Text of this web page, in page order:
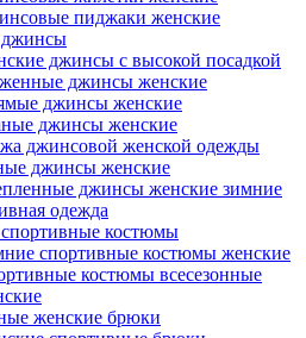
пиджаки женские
джинсы с высокой посадкой
джинсы женские
джинсы женские
джинсы женские
джинсовой женской одежды
джинсы женские
джинсы женские зимние
одежда
костюмы
спортивные костюмы женские
костюмы всесезонные
женские брюки